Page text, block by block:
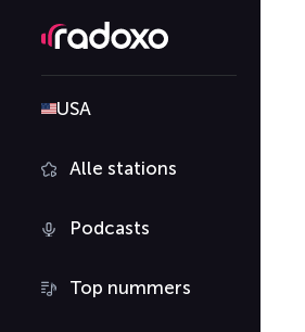
USA
Alle stations
Podcasts
Top nummers